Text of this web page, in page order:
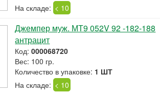
На складе: < 10
Джемпер муж. МТ9 052V 92 -182-188
антрацит
Код:000068720
Вес: 100 гр.
Количество в упаковке: 1 ШТ
На складе: < 10